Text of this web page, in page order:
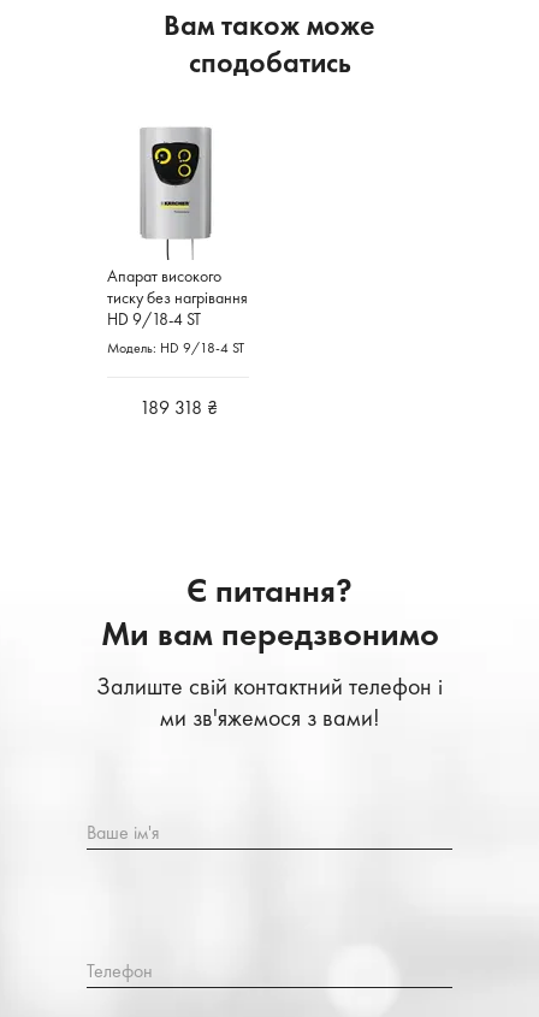
Вам також може
сподобатись
Апарат високого
тиску без нагрівання
HD 9/18-4 ST
KARCHER
Модель: HD 9/18-4 ST
189 318 ₴
Є питання?
Ми вам передзвонимо
Залиште свій контактний телефон і
ми зв'яжемося з вами!
Ваше ім'я
Телефон